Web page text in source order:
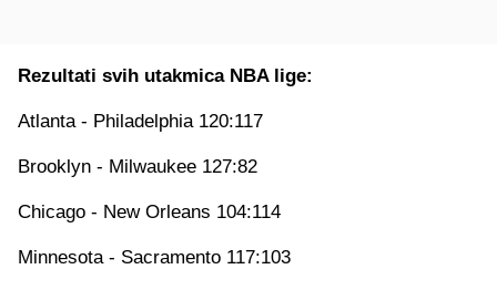
Rezultati svih utakmica NBA lige:
Atlanta - Philadelphia 120:117
Brooklyn - Milwaukee 127:82
Chicago - New Orleans 104:114
Minnesota - Sacramento 117:103